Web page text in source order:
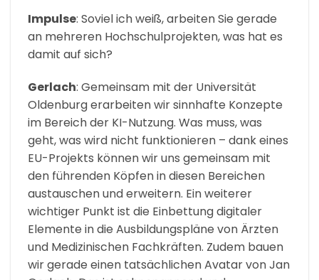
Impulse: Soviel ich weiß, arbeiten Sie gerade
an mehreren Hochschulprojekten, was hat es
damit auf sich?
Gerlach: Gemeinsam mit der Universität
Oldenburg erarbeiten wir sinnhafte Konzepte
im Bereich der KI-Nutzung. Was muss, was
geht, was wird nicht funktionieren – dank eines
EU-Projekts können wir uns gemeinsam mit
den führenden Köpfen in diesen Bereichen
austauschen und erweitern. Ein weiterer
wichtiger Punkt ist die Einbettung digitaler
Elemente in die Ausbildungspläne von Ärzten
und Medizinischen Fachkräften. Zudem bauen
wir gerade einen tatsächlichen Avatar von Jan